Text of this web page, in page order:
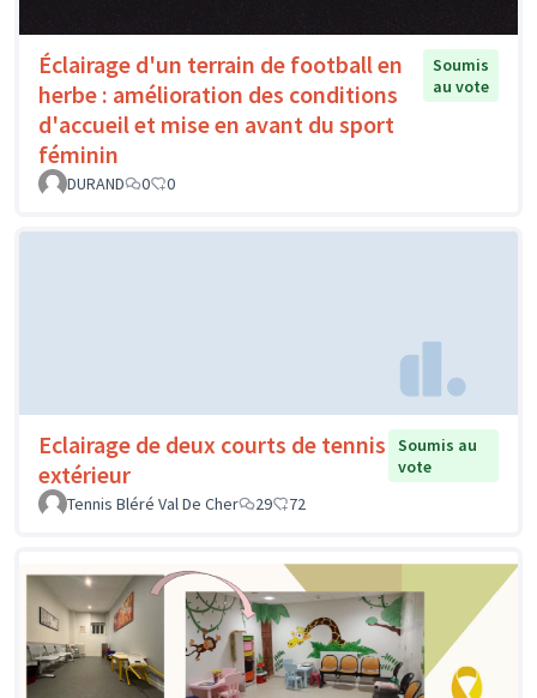
Éclairage d'un terrain de football en
herbe : amélioration des conditions
d'accueil et mise en avant du sport
féminin
Soumis
au vote
DURAND 0 0
Eclairage de deux courts de tennis
extérieur
Soumis au
vote
Tennis Bléré Val De Cher
29 72